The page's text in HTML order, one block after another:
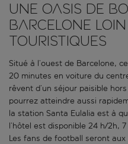
Une oasis de
Barcelone
touristiques
Situé à l’ouest de Barcelone,
20 minutes en voiture du
rêvent d’un séjour paisible
pourrez atteindre aussi
la station Santa Eulalia est à
l’hôtel est disponible 24 h/2h,
Les fans de football seront